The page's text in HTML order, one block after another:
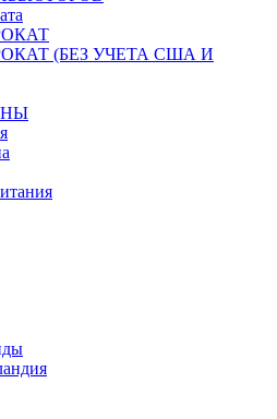
(БЕЗ УЧЕТА США И